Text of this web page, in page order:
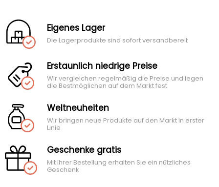
Eigenes Lager
Die Lagerprodukte sind sofort versandbereit
Erstaunlich niedrige Preise
Wir vergleichen regelmäßig die Preise und legen
die Bestmöglichen auf dem Markt fest
Weltneuheiten
Wir bringen neue Produkte auf den Markt in erster
Linie
Geschenke gratis
Mit Ihrer Bestellung erhalten Sie ein nützliches
Geschenk